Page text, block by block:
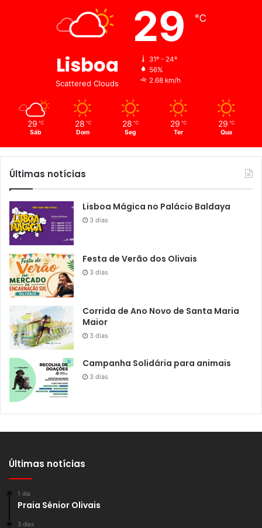
Lisboa
Scattered Clouds
29 ℃
31º - 24º
56%
2.68 km/h
29 ℃
Sáb
28 ℃
Dom
28 ℃
Seg
29 ℃
Ter
29 ℃
Qua
Últimas notícias
Lisboa Mágica no Palácio Baldaya
3 dias
Festa de Verão dos Olivais
3 dias
Corrida de Ano Novo de Santa Maria
Maior
3 dias
Campanha Solidária para animais
3 dias
Últimas notícias
1 dia
Praia Sénior Olivais
3 dias